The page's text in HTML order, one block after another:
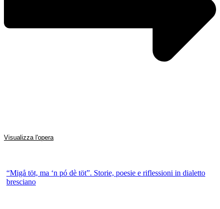
Visualizza l'opera
“Migå töt, ma ‘n pó dè töt”. Storie, poesie e riflessioni in dialetto
bresciano